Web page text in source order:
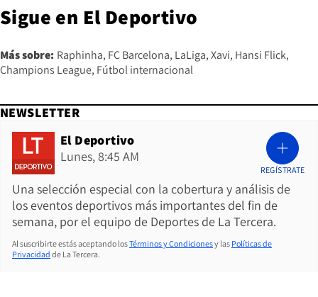
Sigue en El Deportivo
Más sobre: Raphinha FC Barcelona LaLiga Xavi Hansi Flick
Champions League Fútbol internacional
NEWSLETTER
El Deportivo
Lunes, 8:45 AM
Una selección especial con la cobertura y análisis de
los eventos deportivos más importantes del fin de
semana, por el equipo de Deportes de La Tercera.
REGÍSTRATE
Al suscribirte estás aceptando losTérminos y Condicionesy las Políticas de
Privacidad de La Tercera.